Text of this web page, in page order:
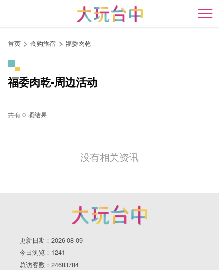
开
首页 食购旅宿 福委肉乾
福委肉乾-周边活动
共有 0 项结果
没有相关资讯
更新日期：2026-08-09
今日浏览：1241
总访客数：24683784